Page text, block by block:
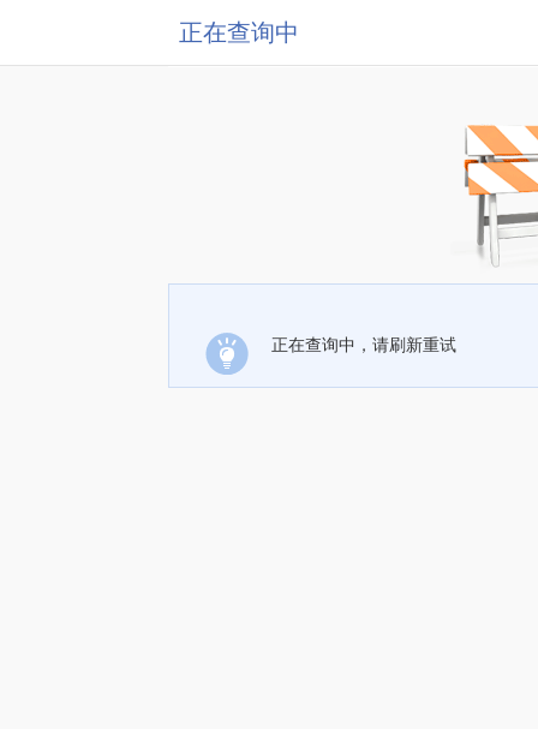
正在查询中
正在查询中，请刷新重试